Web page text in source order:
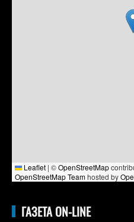
Leaflet | ©OpenStreetMap
OpenStreetMap Teamhosted by
ГАЗЕТА ON-LINE